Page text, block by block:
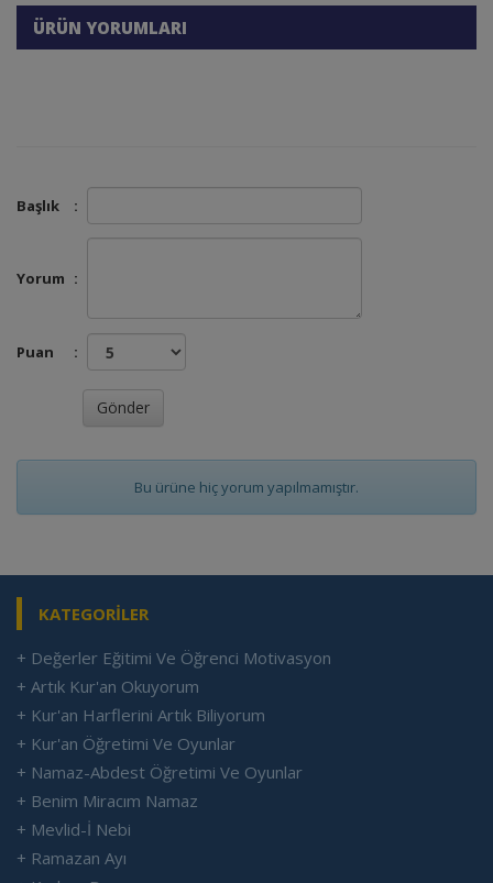
ÜRÜN YORUMLARI
Başlık :
Yorum :
Puan :
Bu ürüne hiç yorum yapılmamıştır.
KATEGORİLER
+ Değerler Eğitimi Ve Öğrenci Motivasyon
+ Artık Kur'an Okuyorum
+ Kur'an Harflerini Artık Biliyorum
+ Kur'an Öğretimi Ve Oyunlar
+ Namaz-Abdest Öğretimi Ve Oyunlar
+ Benim Miracım Namaz
+ Mevlid-İ Nebi
+ Ramazan Ayı